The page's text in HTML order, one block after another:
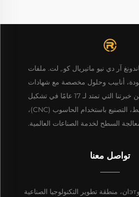
آر دي نيو ماتيريال كو., لت. ملفات
أنابيب وحلول مخصصة مع شهادات
الأيزو. استفد من خبرتنا التي تمتد لـ 17 عامًا في تشكيل
دقيق بالضغط، التصنيع باستخدام الحاسوب (CNC)،
السطح لخدمة الصناعات العالمية.
تواصل معنا
رقم 2399، طريق يوэтان، منطقة تطوير التكنولوجيا الصناعية